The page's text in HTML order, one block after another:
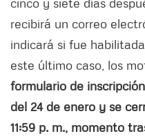
recibirá un correo
indicará si fue
este último caso, los
formulario de
del 24 de enero y se
11:59 p. m., momento